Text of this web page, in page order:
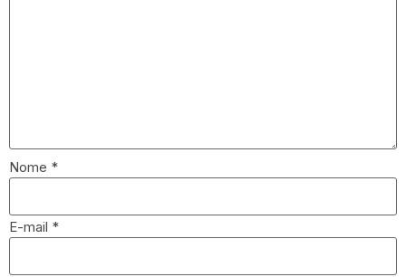
Nome *
E-mail *